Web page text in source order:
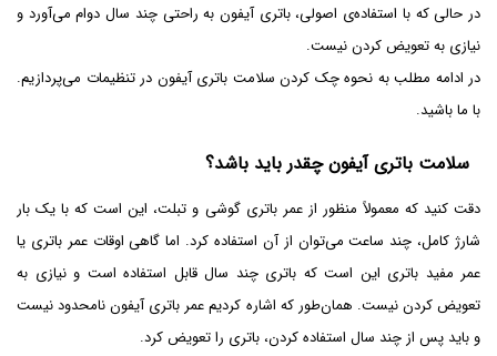
در حالی که با استفاده‌ی اصولی، باتری آیفون به راحتی چند سال دوام می‌آورد و
نیازی به تعویض کردن نیست.
در ادامه مطلب به نحوه چک کردن سلامت باتری آیفون در تنظیمات می‌پردازیم.
با ما باشید.
سلامت باتری آیفون چقدر باید باشد؟
دقت کنید که معمولاً منظور از عمر باتری گوشی و تبلت، این است که با یک بار
شارژ کامل، چند ساعت می‌توان از آن استفاده کرد. اما گاهی اوقات عمر باتری یا
عمر مفید باتری این است که باتری چند سال قابل استفاده است و نیازی به
تعویض کردن نیست. همان‌‌طور که اشاره کردیم عمر باتری آیفون نامحدود نیست
و باید پس از چند سال استفاده کردن، باتری را تعویض کرد.